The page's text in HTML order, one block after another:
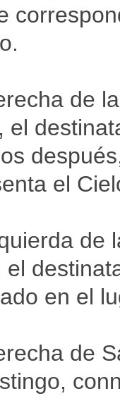
de
el
el
de
el
en el
de